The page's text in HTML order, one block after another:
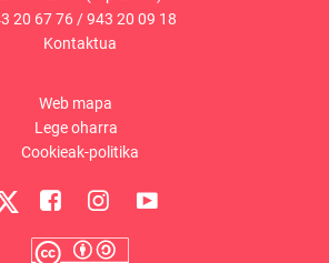
20 67 76 /943 20 09 18
Kontaktua
Web mapa
Lege oharra
Cookieak-politika